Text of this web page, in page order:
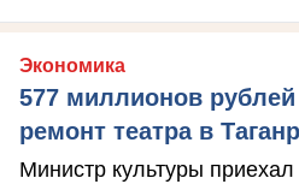
Экономика
577 миллионов рублей
ремонт театра в
Министр культуры